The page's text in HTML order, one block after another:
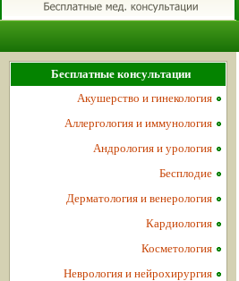
Бесплатные консультации
Акушерство и гинекология
Аллергология и иммунология
Андрология и урология
Бесплодие
Дерматология и венерология
Кардиология
Косметология
Неврология и нейрохирургия